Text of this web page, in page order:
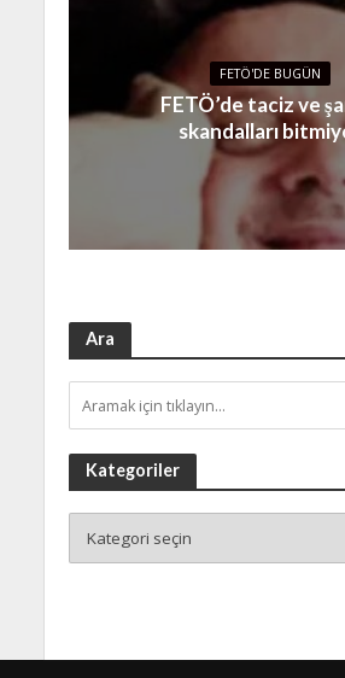
FETÖ'DE BUGÜN
FETÖ’de taciz ve
skandalları
Ara
Kategoriler